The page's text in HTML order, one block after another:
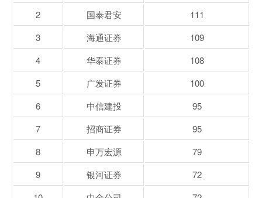
2
国泰君安
111
3
海通证券
109
4
华泰证券
108
5
广发证券
100
6
中信建投
95
7
招商证券
95
8
申万宏源
79
9
银河证券
72